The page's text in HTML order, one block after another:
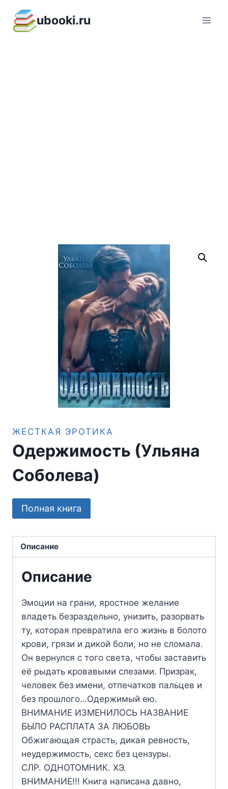
содержимому
ubooki.ru
ЖЕСТКАЯ ЭРОТИКА
Одержимость (Ульяна
Соболева)
Полная книга
Описание
Описание
Эмоции на грани, яростное желание
владеть безраздельно, унизить, разорвать
ту, которая превратила его жизнь в болото
крови, грязи и дикой боли, но не сломала.
Он вернулся с того света, чтобы заставить
её рыдать кровавыми слезами. Призрак,
человек без имени, отпечатков пальцев и
без прошлого…Одержимый ею.
ВНИМАНИЕ ИЗМЕНИЛОСЬ НАЗВАНИЕ
БЫЛО РАСПЛАТА ЗА ЛЮБОВЬ
Обжигающая страсть, дикая ревность,
неудержимость, секс без цензуры.
СЛР. ОДНОТОМНИК. ХЭ.
ВНИМАНИЕ!!! Книга написана давно,